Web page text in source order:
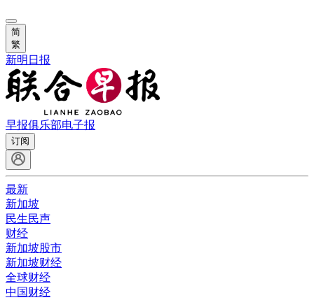
简
繁
新明日报
早报俱乐部电子报
订阅
最新
新加坡
民生民声
财经
新加坡股市
新加坡财经
全球财经
中国财经